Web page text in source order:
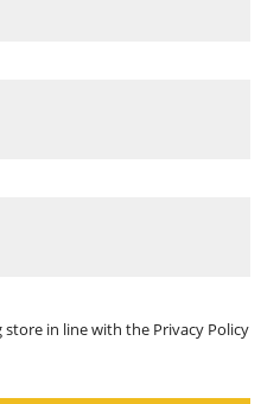
store in line with the Privacy Policy